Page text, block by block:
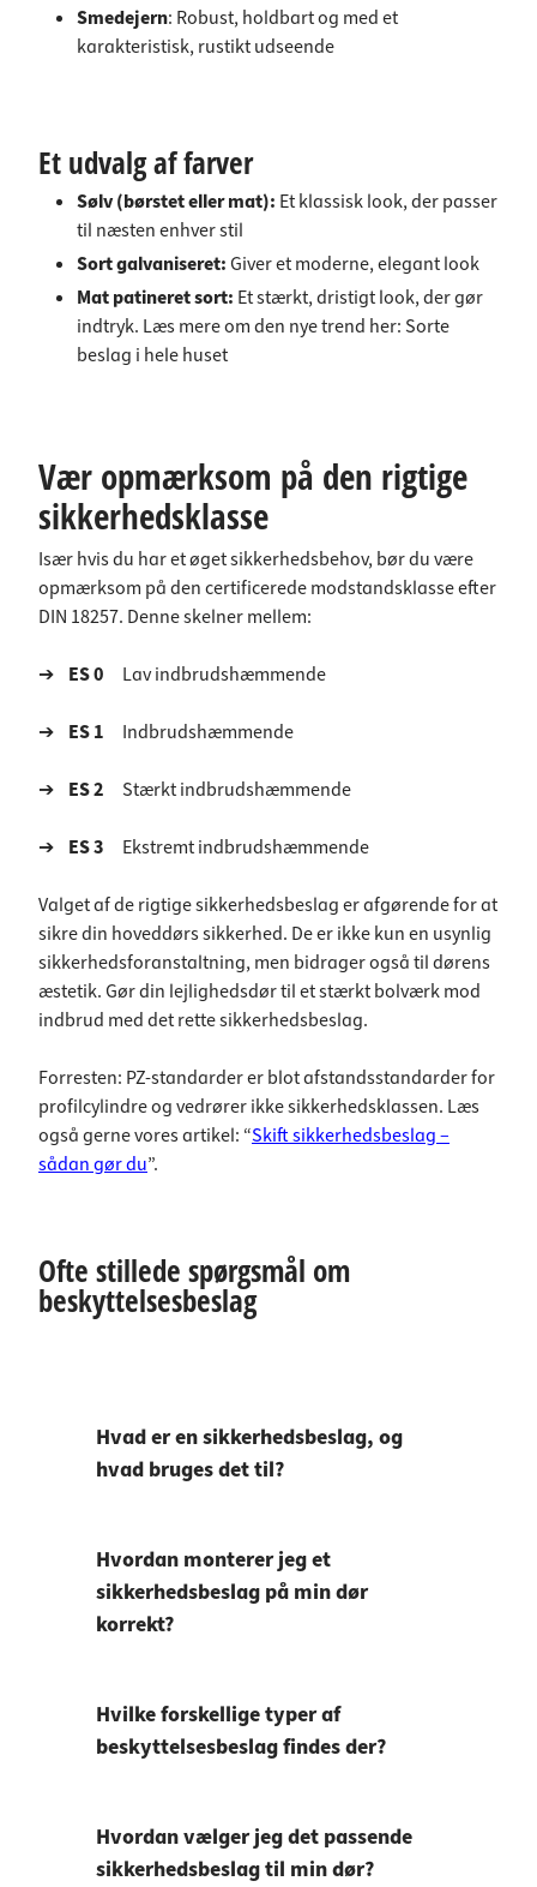
Smedejern: Robust, holdbart og med et
karakteristisk, rustikt udseende
Et udvalg af farver
Sølv(børstet eller mat): Et klassisk look, der passer
til næsten enhver stil
Sort galvaniseret:Giver et moderne, elegant look
Mat patineret sort: Et stærkt, dristigt look, der gør
indtryk. Læs mere om den nye trend her: Sorte
beslag i hele huset
Vær opmærksom på den rigtige
sikkerhedsklasse
Især hvis du har et øget sikkerhedsbehov, bør du være
opmærksom på den certificerede modstandsklasse efter
DIN 18257. Denne skelner mellem:
➔ ES 0 Lav indbrudshæmmende
➔ ES 1 Indbrudshæmmende
➔ ES 2 Stærkt indbrudshæmmende
➔ ES 3 Ekstremt indbrudshæmmende
Valget af de rigtige sikkerhedsbeslag er afgørende for at
sikre din hoveddørs sikkerhed. De er ikke kun en usynlig
sikkerhedsforanstaltning, men bidrager også til dørens
æstetik. Gør din lejlighedsdør til et stærkt bolværk mod
indbrud med det rette sikkerhedsbeslag.
Forresten: PZ-standarder er blot afstandsstandarder for
profilcylindre og vedrører ikke sikkerhedsklassen. Læs
også gerne vores artikel: “Skift sikkerhedsbeslag –
sådan gør du”.
Ofte stillede spørgsmål om
beskyttelsesbeslag
Hvad er en sikkerhedsbeslag, og
hvad bruges det til?
Hvordan monterer jeg et
sikkerhedsbeslag på min dør
korrekt?
Hvilke forskellige typer af
beskyttelsesbeslag findes der?
Hvordan vælger jeg det passende
sikkerhedsbeslag til min dør?